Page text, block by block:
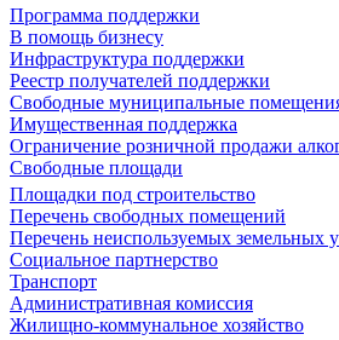
Программа поддержки
В помощь бизнесу
Инфраструктура поддержки
Реестр получателей поддержки
Свободные муниципальные
Имущественная поддержка
Ограничение розничной продажи
Свободные площади
Площадки под строительство
Перечень свободных помещений
Перечень неиспользуемых земельных
Социальное партнерство
Транспорт
Административная комиссия
Жилищно-коммунальное хозяйство